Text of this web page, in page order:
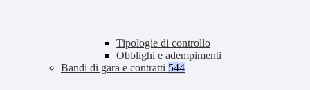
Tipologie di controllo
Obblighi e adempimenti
Bandi di gara e contratti 544